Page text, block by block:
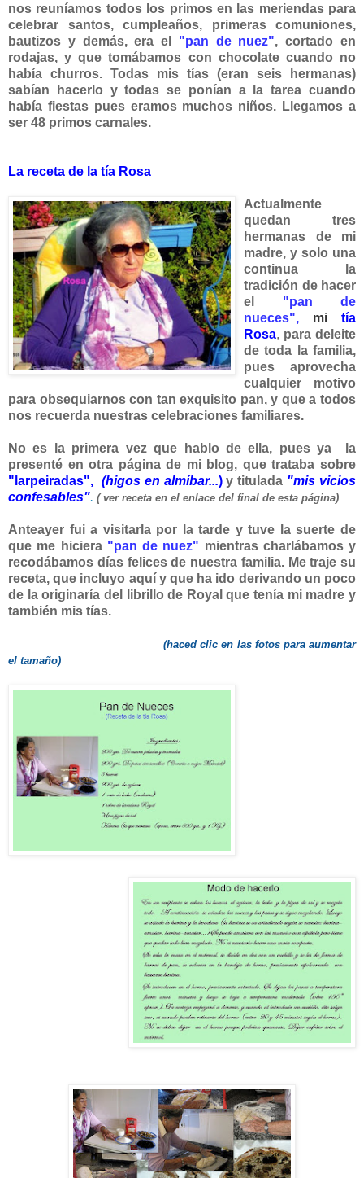
nos reuníamos todos los primos en las meriendas para
celebrar santos, cumpleaños, primeras comuniones,
bautizos y demás, era el "pan de nuez", cortado en
rodajas, y que tomábamos con chocolate cuando no
había churros. Todas mis tías (eran seis hermanas)
sabían hacerlo y todas se ponían a la tarea cuando
había fiestas pues eramos muchos niños. Llegamos a
ser 48 primos carnales.
La receta de la tía Rosa
Actualmente
quedan tres
hermanas de mi
madre, y solo una
continua la
tradición de hacer
el "pan de
nueces", mi
tía
Rosa, para deleite
de toda la familia,
pues aprovecha
cualquier motivo
para obsequiarnos con tan exquisito pan, y que a todos
nos recuerda nuestras celebraciones familiares.
No es la primera vez que hablo de ella, pues ya la
presenté en otra página de mi blog, que trataba sobre
"larpeiradas", (higos en almíbar...)y titulada "mis vicios
confesables". ( ver receta en el enlace del final de esta página)
Anteayer fui a visitarla por la tarde y tuve la suerte de
que me hiciera "pan de nuez" mientras charlábamos y
recodábamos días felices de nuestra familia. Me traje su
receta, que incluyo aquí y que ha ido derivando un poco
de la originaría del librillo de Royal que tenía mi madre y
también mis tías.
(haced clic en las fotos para aumentar
el tamaño)